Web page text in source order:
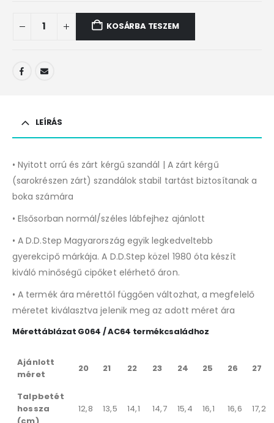
KOSÁRBA TESZEM
LEÍRÁS
• Nyitott orrú és zárt kérgű szandál | A zárt kérgű
(sarokrészen zárt) szandálok stabil tartást biztosítanak a
boka számára
• Elsősorban normál/széles lábfejhez ajánlott
• A D.D.Step Magyarország egyik legkedveltebb
gyerekcipő márkája. A D.D.Step közel 1980 óta készít
kiváló minőségű cipőket elérhető áron.
• A termék ára mérettől függően változhat, a megfelelő
méretet kiválasztva jelenik meg az adott méret ára
Mérettáblázat G064 / AC64 termékcsaládhoz
Ajánlott
méret
20 21 22 23 24 25 26 27
Talpbetét
hossza
12,8 13,5 14,1 14,7 15,4 16,1 16,6 17,2